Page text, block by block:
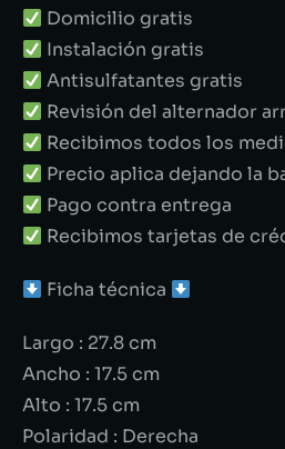
Domicilio gratis
Instalación gratis
Antisulfatantes gratis
Revisión del alternador
Recibimos todos los
Precio aplica dejando la
Pago contra entrega
Recibimos tarjetas de
Ficha técnica
Largo : 27.8 cm
Ancho : 17.5 cm
Alto : 17.5 cm
Polaridad : Derecha